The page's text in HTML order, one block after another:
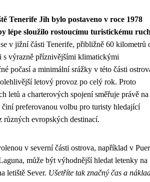
Tenerife Jih bylo postaveno v roce 1978
lépe sloužilo rostoucímu turistickému
v jižní části Tenerife, přibližně 60 kilometrů
s výrazně příznivějšími klimatickými
počasí a minimální srážky v této části
letový provoz po celý rok. Proto
letů a charterových spojení směřuje právě na
činí preferovanou volbu pro turisty hledající
různých evropských destinací.
v severní části ostrova, například v
může být výhodnější hledat letenky na
letiště Sever. Ušetříte tak značný čas a